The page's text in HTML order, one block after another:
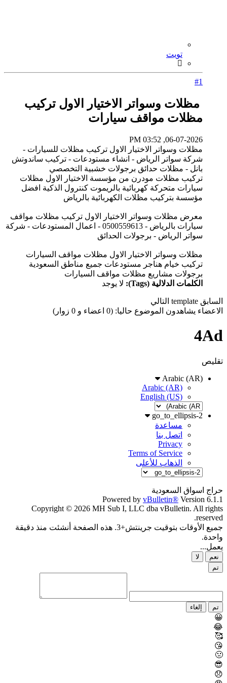
تويت
#1
مظلات وسواتر الاختيار الاول تركيب
مظلات مواقف سيارات
06-07-2026, 03:52 PM
مظلات وسواتر الاختيار الاول تركيب مظلات للسيارات -
شركة سواتر الرياض - انشاء مستودعات - تركيب ساندوتش
بانل - مظلات حدائق برجولات خشبية التخصصي
تركيب مظلات مودرن من مؤسسة الاختيار الاول مظلات
سيارات متحركة كهربائية بالريموت كنترول الذكية افضل
مؤسسة بتركيب مظلات الكهربائية بالرياض
معرض مظلات وسواتر الاختيار الاول تركيب مظلات مواقف
سيارات بالرياض - 0500559613 - اعمال المستودعات - شركة
سواتر الرياض - برجولات الحدائق
مظلات وسواتر الاختيار الاول مظلات مواقف السيارات
تركيب خيام هناجر مستودعات جميع مناطق السعودية
برجولات مشاريع مظلات مواقف السيارات
الكلمات الدلالية (Tags):
لا يوجد
السابق template التالي
الاعضاء يشاهدون الموضوع حاليا: (0 اعضاء و 0 زوار)
4Ad
تقليص
Arabic (AR)
Arabic (AR)
English (US)
go_to_ellipsis-2
مساعدة
اتصل بنا
Privacy
Terms of Service
الذهاب للأعلى
حراج اسواق السعودية
Powered by vBulletin® Version 6.1.1
Copyright © 2026 MH Sub I, LLC dba vBulletin. All rights
reserved.
جميع الأوقات بتوقيت جرينتش+3. هذه الصفحة أنشئت منذ دقيقة
واحدة.
يعمل...
نعم
لا
تم
تم إلغاء
😀
😂
🥰
😘
🤢
😎
😞